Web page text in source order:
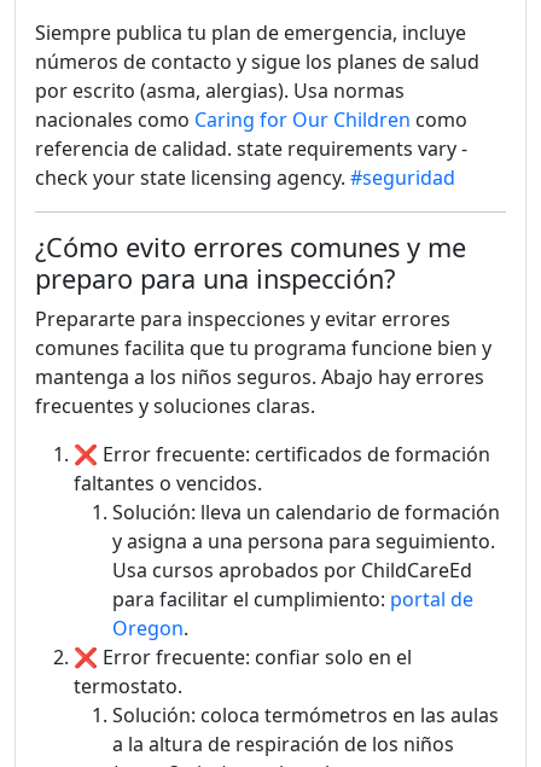
Siempre publica tu plan de emergencia, incluye
números de contacto y sigue los planes de salud
por escrito (asma, alergias). Usa normas
nacionales como Caring for Our Children como
referencia de calidad. state requirements vary -
check your state licensing agency. #seguridad
¿Cómo evito errores comunes y me
preparo para una inspección?
Prepararte para inspecciones y evitar errores
comunes facilita que tu programa funcione bien y
mantenga a los niños seguros. Abajo hay errores
frecuentes y soluciones claras.
❌ Error frecuente: certificados de formación
faltantes o vencidos.
Solución: lleva un calendario de formación
y asigna a una persona para seguimiento.
Usa cursos aprobados por ChildCareEd
para facilitar el cumplimiento: portal de
Oregon.
❌ Error frecuente: confiar solo en el
termostato.
Solución: coloca termómetros en las aulas
a la altura de respiración de los niños